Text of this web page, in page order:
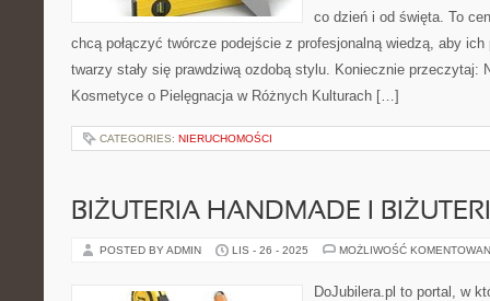
co dzień i od święta. To
chcą połączyć twórcze podejście z profesjonalną wiedzą, aby
twarzy stały się prawdziwą ozdobą stylu. Koniecznie przeczytaj:
Kosmetyce o Pielęgnacja w Różnych Kulturach […]
CATEGORIES: NIERUCHOMOŚCI
BIŻUTERIA HANDMADE I
POSTED BY ADMIN LIS - 26 - 2025 MOŻLIWOŚĆ
DoJubilera.pl to portal, w